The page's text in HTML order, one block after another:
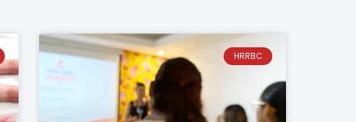
HRRBC